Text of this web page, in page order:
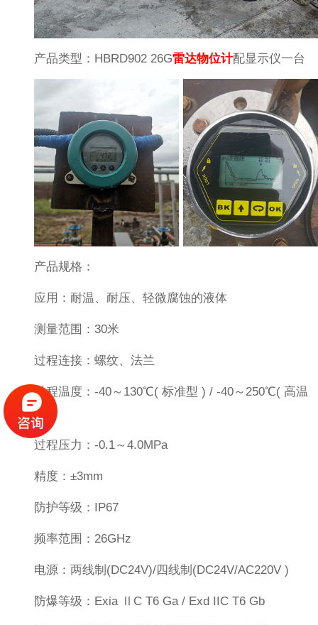
产品类型：HBRD902 26G雷达物位计配显示仪一台
产品规格：
应用：耐温、耐压、轻微腐蚀的液体
测量范围：30米
过程连接：螺纹、法兰
过程温度：-40～130℃( 标准型 ) / -40～250℃( 高温
型 )
过程压力：-0.1～4.0MPa
精度：±3mm
防护等级：IP67
频率范围：26GHz
电源：两线制(DC24V)/四线制(DC24V/AC220V )
防爆等级：Exia ⅡC T6 Ga / Exd IIC T6 Gb